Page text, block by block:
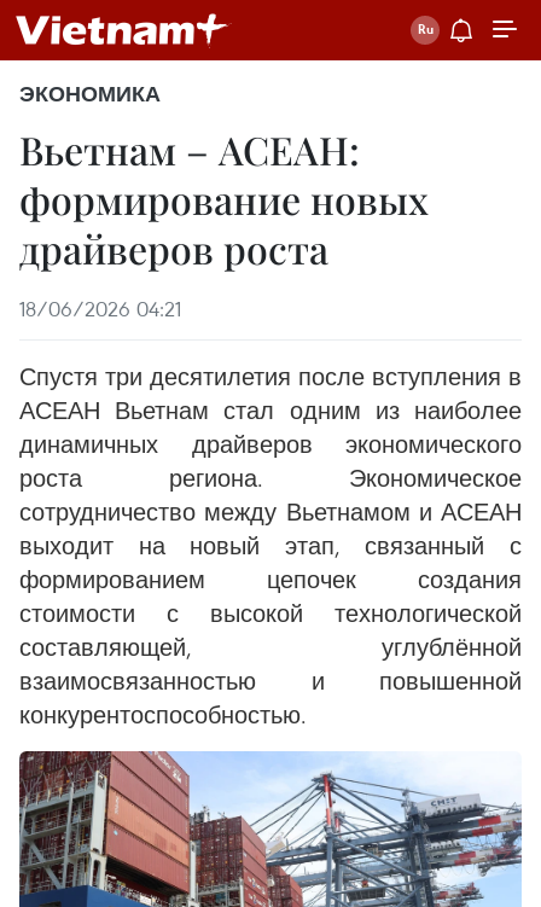
ЭКОНОМИКА
Вьетнам – АСЕАН:
формирование новых
драйверов роста
18/06/2026 04:21
Спустя три десятилетия после вступления в
АСЕАН Вьетнам стал одним из наиболее
динамичных драйверов экономического
роста региона. Экономическое
сотрудничество между Вьетнамом и АСЕАН
выходит на новый этап, связанный с
формированием цепочек создания
стоимости с высокой технологической
составляющей, углублённой
взаимосвязанностью и повышенной
конкурентоспособностью.